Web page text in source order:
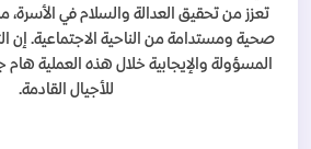
تعزز من تحقيق العدالة والسلام في الأسرة،
صحية ومستدامة من الناحية الاجتماعية. إن
المسؤولة والإيجابية خلال هذه العملية
للأجيال القادمة.